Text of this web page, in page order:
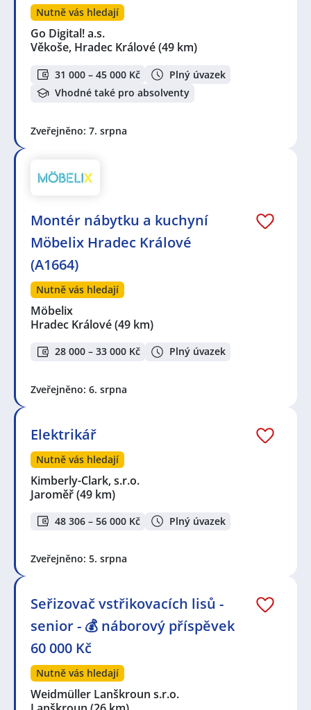
Nutně vás hledají
Go Digital! a.s.
Věkoše, Hradec Králové(49 km)
31 000 – 45 000 Kč
Plný úvazek
Vhodné také pro absolventy
Zveřejněno: 7. srpna
Montér nábytku a kuchyní
Möbelix Hradec Králové
(A1664)
Nutně vás hledají
Möbelix
Hradec Králové(49 km)
28 000 – 33 000 Kč Plný úvazek
Zveřejněno: 6. srpna
Elektrikář
Nutně vás hledají
Kimberly-Clark, s.r.o.
Jaroměř(49 km)
48 306 – 56 000 Kč Plný úvazek
Zveřejněno: 5. srpna
Seřizovač vstřikovacích lisů -
senior - 💰 náborový příspěvek
60 000 Kč
Nutně vás hledají
Weidmüller Lanškroun s.r.o.